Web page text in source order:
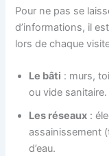
Pour ne pas se
d’informations, il
lors de chaque
Le bâti : murs,
ou vide sanitaire.
Les réseaux :
assainissement
d’eau.